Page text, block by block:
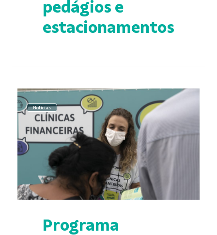
pedágios e
estacionamentos
Notícias
Programa